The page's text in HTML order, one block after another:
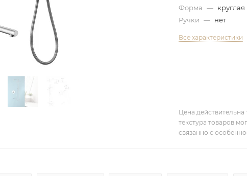
Форма — круглая
Ручки — нет
Все характеристики
Цена
текстура товаров
связанно с